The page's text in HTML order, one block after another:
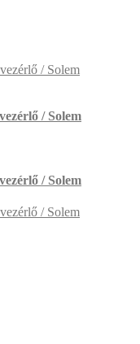
/ Solem
/ Solem